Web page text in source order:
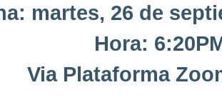
martes, 26 de
Hora:
Via Plataforma